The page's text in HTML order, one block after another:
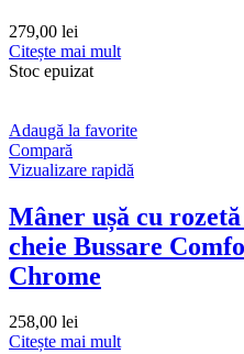
279,00 lei
Citește mai mult
Stoc epuizat
Adaugă la favorite
Compară
Vizualizare rapidă
Mâner ușă cu
cheie Bussare
Chrome
258,00 lei
Citește mai mult